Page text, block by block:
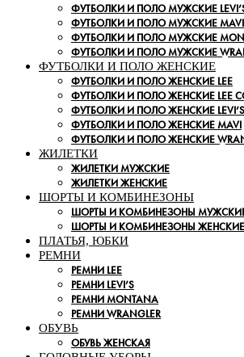
ФУТБОЛКИ И ПОЛО МУЖСКИЕ
ФУТБОЛКИ И ПОЛО МУЖСКИЕ MAVI
ФУТБОЛКИ И ПОЛО МУЖСКИЕ
ФУТБОЛКИ И ПОЛО МУЖСКИЕ
ФУТБОЛКИ И ПОЛО ЖЕНСКИЕ
ФУТБОЛКИ И ПОЛО ЖЕНСКИЕ LEE
ФУТБОЛКИ И ПОЛО ЖЕНСКИЕ LEE
ФУТБОЛКИ И ПОЛО ЖЕНСКИЕ LEVI’S
ФУТБОЛКИ И ПОЛО ЖЕНСКИЕ MAVI
ФУТБОЛКИ И ПОЛО ЖЕНСКИЕ
ЖИЛЕТКИ
ЖИЛЕТКИ МУЖСКИЕ
ЖИЛЕТКИ ЖЕНСКИЕ
ШОРТЫ И КОМБИНЕЗОНЫ
ШОРТЫ И КОМБИНЕЗОНЫ
ШОРТЫ И КОМБИНЕЗОНЫ ЖЕНСКИЕ
ПЛАТЬЯ, ЮБКИ
РЕМНИ
РЕМНИ LEE
РЕМНИ LEVI’S
РЕМНИ MONTANA
РЕМНИ WRANGLER
ОБУВЬ
ОБУВЬ ЖЕНСКАЯ